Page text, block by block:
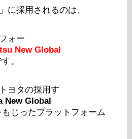
に採用されるのは、
ォー
New Global
。
ヨタの採用す
New Global
もじったプラットフォーム